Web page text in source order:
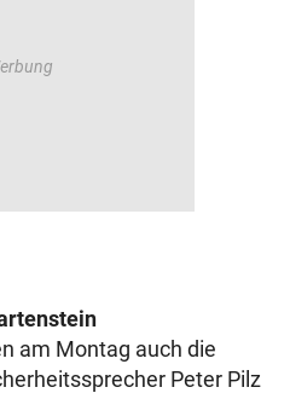
am Montag auch die
Peter Pilz